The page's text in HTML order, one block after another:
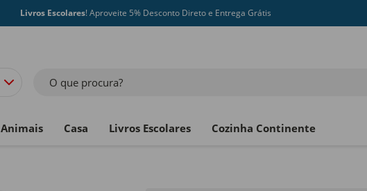
Livros Escolares! Aproveite 5% Desconto Direto e Entrega Grátis
O que procura?
Animais Casa Livros Escolares Cozinha Continente